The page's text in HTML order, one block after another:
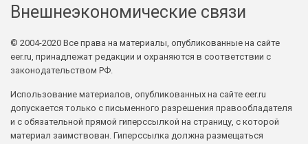
Внешнеэкономические связи
© 2004-2020 Все права на материалы, опубликованные на сайте
eer.ru, принадлежат редакции и охраняются в соответствии с
законодательством РФ.
Использование материалов, опубликованных на сайте eer.ru
допускается только с письменного разрешения правообладателя
и с обязательной прямой гиперссылкой на страницу, с которой
материал заимствован. Гиперссылка должна размещаться